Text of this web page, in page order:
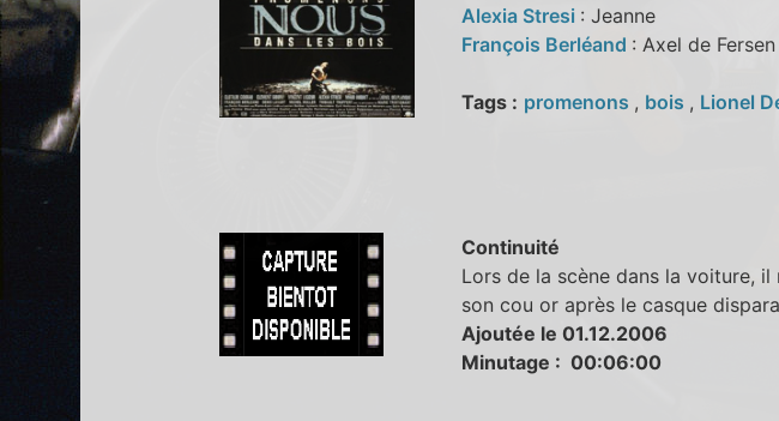
Alexia Stresi : Jeanne
François Berléand : Axel de Fersen
Tags : promenons , bois , Lionel
Continuité
Lors de la scène dans la voiture,
son cou or après le casque
Ajoutée le 01.12.2006
Minutage : 00:06:00